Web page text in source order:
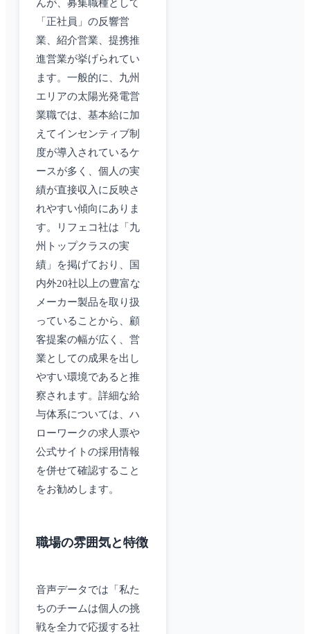
んが、募集職種として
「正社員」の反響営
業、紹介営業、提携推
進営業が挙げられてい
ます。一般的に、九州
エリアの太陽光発電営
業職では、基本給に加
えてインセンティブ制
度が導入されているケ
ースが多く、個人の実
績が直接収入に反映さ
れやすい傾向にありま
す。リフェコ社は「九
州トップクラスの実
績」を掲げており、国
内外20社以上の豊富な
メーカー製品を取り扱
っていることから、顧
客提案の幅が広く、営
業としての成果を出し
やすい環境であると推
察されます。詳細な給
与体系については、ハ
ローワークの求人票や
公式サイトの採用情報
を併せて確認すること
をお勧めします。
職場の雰囲気と特徴
音声データでは「私た
ちのチームは個人の挑
戦を全力で応援する社